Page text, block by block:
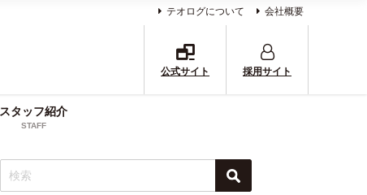
テオログについて 会社概要
公式サイト 採用サイト
スタッフ紹介
STAFF